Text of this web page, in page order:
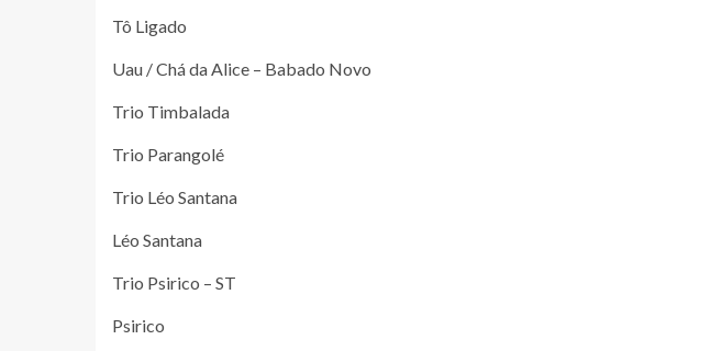
Tô Ligado
Uau / Chá da Alice – Babado Novo
Trio Timbalada
Trio Parangolé
Trio Léo Santana
Léo Santana
Trio Psirico – ST
Psirico